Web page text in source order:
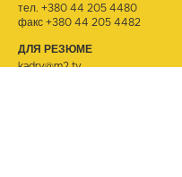
тел. +380 44 205 4480
факс +380 44 205 4482
ДЛЯ РЕЗЮМЕ
kadry@m2.tv